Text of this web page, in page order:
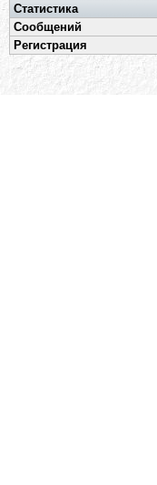
Статистика
Сообщений
Регистрация